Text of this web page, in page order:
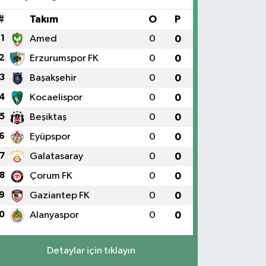
Takım O P
1 Amed 0 0
Erzurumspor FK 0 0
3 Başakşehir 0 0
Kocaelispor 0 0
5 Beşiktaş 0 0
Eyüpspor 0 0
7 Galatasaray 0 0
8 Çorum FK 0 0
Gaziantep FK 0 0
Alanyaspor 0 0
Detaylar için tıklayın